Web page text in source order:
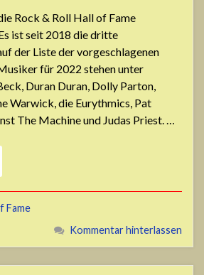
Rock & Roll Hall of Fame
ist seit 2018 die dritte
der Liste der vorgeschlagenen
für 2022 stehen unter
Duran Duran, Dolly Parton,
Warwick, die Eurythmics, Pat
The Machine und Judas Priest. …
Fame
Kommentar hinterlassen